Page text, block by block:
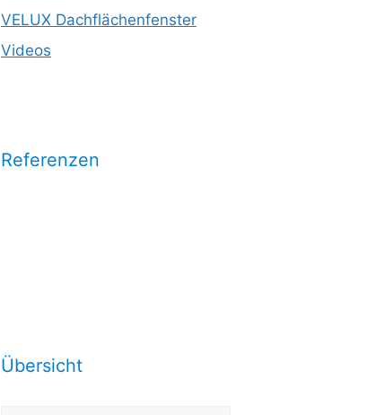
VELUX Dachflächenfenster
Videos
Referenzen
Übersicht